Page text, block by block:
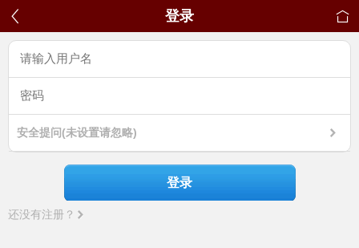
登录
安全提问(未设置请忽略)
登录
还没有注册？